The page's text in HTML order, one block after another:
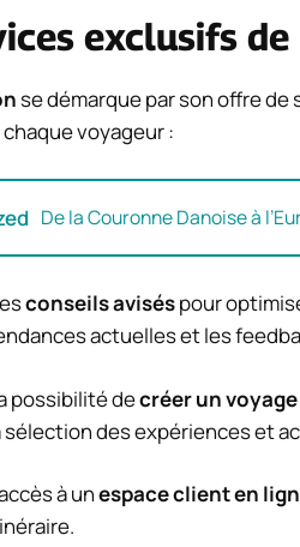
exclusifs de
se démarque par son offre
voyageur :
De la Couronne Danoise à
conseils aviséspour
actuelles et les
possibilité decréer un
sélection des expériences et
à unespace client en